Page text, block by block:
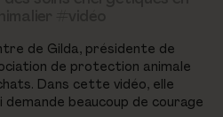
de Gilda, présidente de
de protection animale
Dans cette vidéo, elle
beaucoup de courage